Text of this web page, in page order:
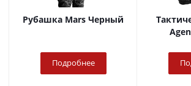
Рубашка Mars Черный
Подробнее